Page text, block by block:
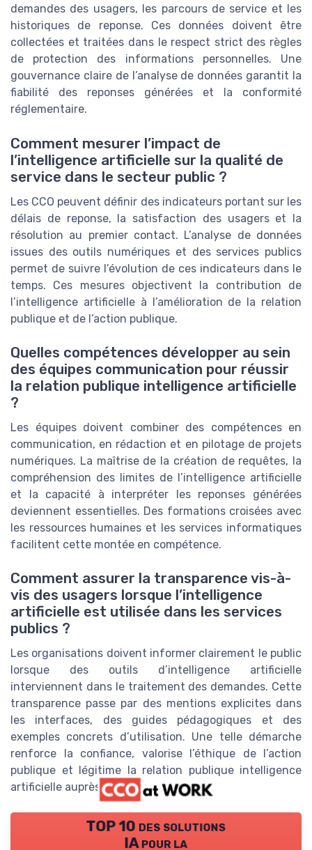
demandes des usagers, les parcours de service et les
historiques de reponse. Ces données doivent être
collectées et traitées dans le respect strict des règles
de protection des informations personnelles. Une
gouvernance claire de l’analyse de données garantit la
fiabilité des reponses générées et la conformité
réglementaire.
Comment mesurer l’impact de
l’intelligence artificielle sur la qualité de
service dans le secteur public ?
Les CCO peuvent définir des indicateurs portant sur les
délais de reponse, la satisfaction des usagers et la
résolution au premier contact. L’analyse de données
issues des outils numériques et des services publics
permet de suivre l’évolution de ces indicateurs dans le
temps. Ces mesures objectivent la contribution de
l’intelligence artificielle à l’amélioration de la relation
publique et de l’action publique.
Quelles compétences développer au sein
des équipes communication pour réussir
la relation publique intelligence artificielle
?
Les équipes doivent combiner des compétences en
communication, en rédaction et en pilotage de projets
numériques. La maîtrise de la création de requêtes, la
compréhension des limites de l’intelligence artificielle
et la capacité à interpréter les reponses générées
deviennent essentielles. Des formations croisées avec
les ressources humaines et les services informatiques
facilitent cette montée en compétence.
Comment assurer la transparence vis-à-
vis des usagers lorsque l’intelligence
artificielle est utilisée dans les services
publics ?
Les organisations doivent informer clairement le public
lorsque des outils d’intelligence artificielle
interviennent dans le traitement des demandes. Cette
transparence passe par des mentions explicites dans
les interfaces, des guides pédagogiques et des
exemples concrets d’utilisation. Une telle démarche
renforce la confiance, valorise l’éthique de l’action
publique et légitime la relation publique intelligence
artificielle auprès des usagers.
TOP 10 des solutions
IA pour la